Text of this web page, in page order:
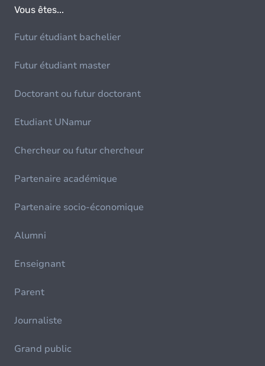
Vous êtes...
Futur étudiant bachelier
Futur étudiant master
Doctorant ou futur doctorant
Etudiant UNamur
Chercheur ou futur chercheur
Partenaire académique
Partenaire socio-économique
Alumni
Enseignant
Parent
Journaliste
Grand public